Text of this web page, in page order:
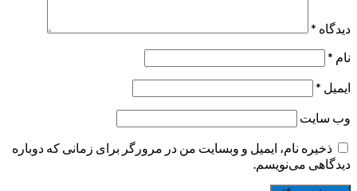
دیدگاه *
نام *
ایمیل *
وب‌ سایت
ذخیره نام، ایمیل و وبسایت من در مرورگر برای زمانی که دوباره
دیدگاهی می‌نویسم.